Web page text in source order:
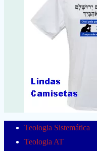
Teologia Sistemática
Teologia AT